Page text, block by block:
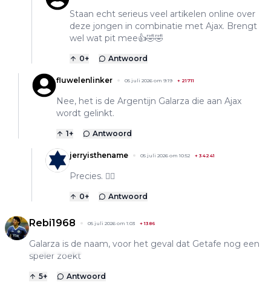
Staan echt serieus veel artikelen online over
deze jongen in combinatie met Ajax. Brengt
wel wat pit mee👍🤣🤣
0+ Antwoord
fluwelenlinker 05 juli 2026 om 9:19 + 21711
Nee, het is de Argentijn Galarza die aan Ajax
wordt gelinkt.
1+ Antwoord
jerryisthename 05 juli 2026 om 10:52 + 34241
Precies. 👍🏽
0+ Antwoord
Rebi1968 05 juli 2026 om 1:03 +1386
Galarza is de naam, voor het geval dat Getafe nog een
speler zoekt
5+ Antwoord